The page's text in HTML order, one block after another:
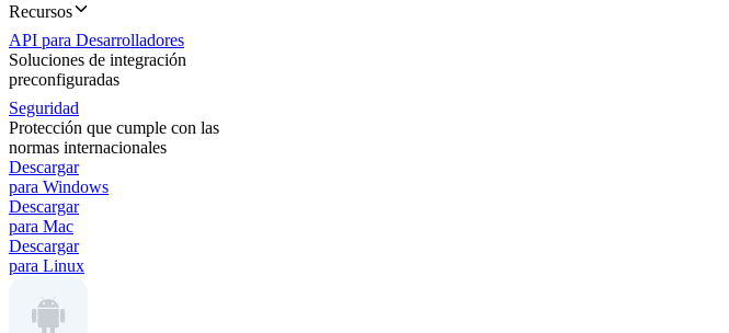
Recursos
API para Desarrolladores
Soluciones de integración
preconfiguradas
Seguridad
Protección que cumple con las
normas internacionales
Descargar
para Windows
Descargar
para Mac
Descargar
para Linux